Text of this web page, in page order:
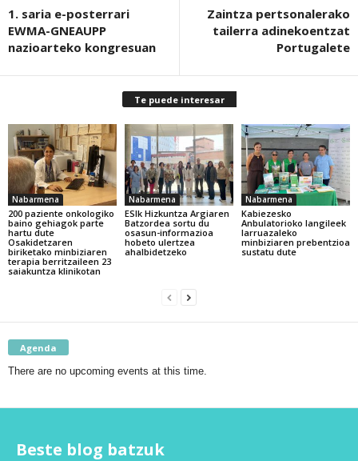
1. saria e-posterrari
EWMA-GNEAUPP
nazioarteko kongresuan
Zaintza pertsonalerako
tailerra adinekoentzat
Portugalete
Te puede interesar
Nabarmena
200 paziente onkologiko
baino gehiagok parte
hartu dute
Osakidetzaren
biriketako minbiziaren
terapia berritzaileen 23
saiakuntza klinikotan
Nabarmena
ESIk Hizkuntza Argiaren
Batzordea sortu du
osasun-informazioa
hobeto ulertzea
ahalbidetzeko
Nabarmena
Kabiezesko
Anbulatorioko langileek
larruazaleko
minbiziaren prebentzioa
sustatu dute
Agenda
There are no upcoming events at this time.
Beste blog batzuk